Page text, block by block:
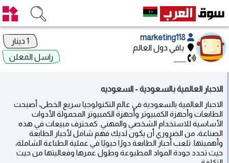
باقي دول العالم
راسل المعلن
الاحبار العالمية بالسعودية - السعوديه
الاحبار العالمية بالسعودية في عالم التكنولوجيا سريع الخطى، أصبحت
الطابعات وأجهزة الكمبيوتر وأجهزة الكمبيوتر المحمولة الأدوات
الأساسية للاستخدام الشخصي والمهني. كمحترف مبيعات في هذه
الصناعة، من الضروري أن يكون لديك فهم شامل لأحبار الطابعة
وأهميتها. تلعب أحبار الطابعة دورًا حيويًا في عملية الطباعة الشاملة،
حيث تحدد جودة المواد المطبوعة وطول عمرها وفعاليتها من حيث